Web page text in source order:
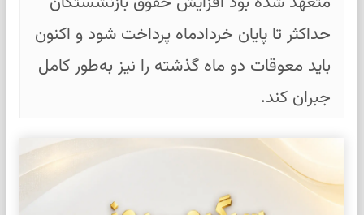
حداکثر تا پایان خردادماه پرداخت شود و اکنون
باید معوقات دو ماه گذشته را نیز به‌طور کامل
جبران کند.